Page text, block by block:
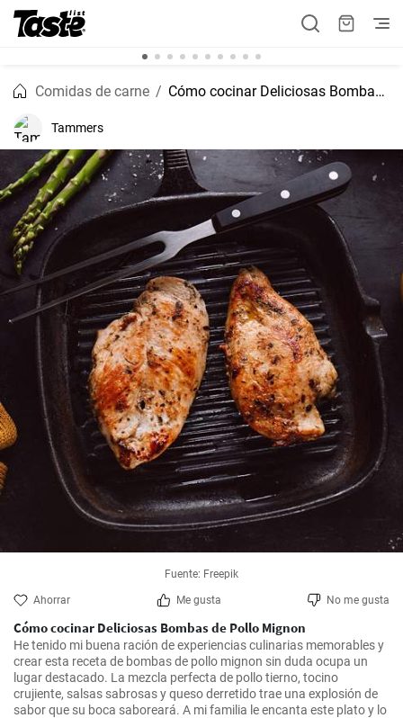
Comidas de carne Cómo cocinar Deliciosas Bombas de Pollo Mignon
Tammers
Fuente: Freepik
Ahorrar Me gusta No me gusta
Cómo cocinar Deliciosas Bombas de Pollo Mignon
He tenido mi buena ración de experiencias culinarias memorables y
crear esta receta de bombas de pollo mignon sin duda ocupa un
lugar destacado. La mezcla perfecta de pollo tierno, tocino
crujiente, salsas sabrosas y queso derretido trae una explosión de
sabor que su boca saboreará. A mi familia le encanta este plato y lo